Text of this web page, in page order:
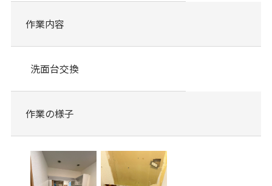
作業内容
洗面台交換
作業の様子